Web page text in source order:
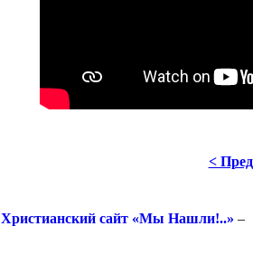
<
Христианский сайт «Мы Нашли!..» –